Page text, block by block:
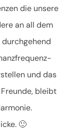
die unsere
an all dem
und das
bleibt
🙂